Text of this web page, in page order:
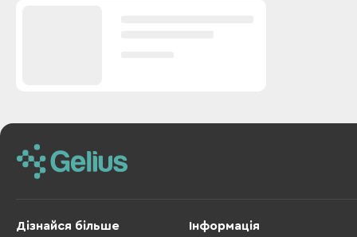
Дізнайся більше Інформація